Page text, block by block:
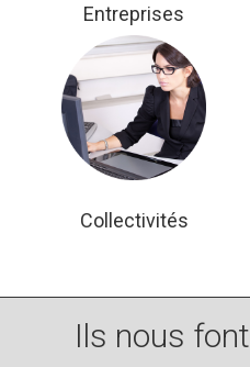
Entreprises
Collectivités
Ils nous font